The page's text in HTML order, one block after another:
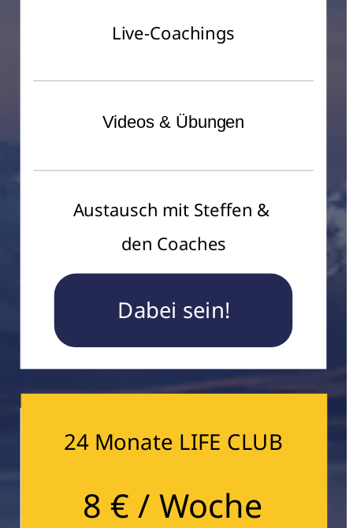
Dabei sein!
8 € / Woche
24 Monate LIFE CLUB
Live-Coachings
Videos & Übungen
Austausch mit Steffen &
den Coaches